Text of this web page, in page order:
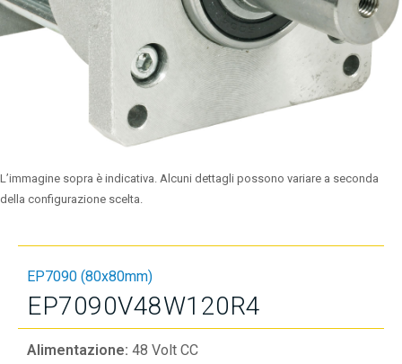
L’immagine sopra è indicativa. Alcuni dettagli possono variare a seconda
della configurazione scelta.
EP7090 (80x80mm)
EP7090V48W120R4
Alimentazione: 48 Volt CC